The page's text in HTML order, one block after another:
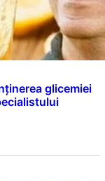
glicemiei